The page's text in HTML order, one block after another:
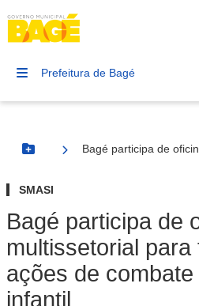
Prefeitura de Bagé
Botão Menu
Bagé participa de
SMASI
Bagé participa de
multissetorial para
ações de
infantil